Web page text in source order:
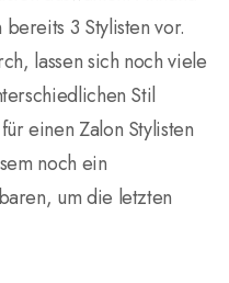
3 Stylisten vor.
lassen sich noch viele
Stil
einen Zalon Stylisten
noch ein
um die letzten